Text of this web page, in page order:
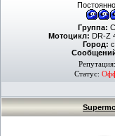
Группа:
Мотоцикл: DR-Z
Город:
Репутация:
Статус: